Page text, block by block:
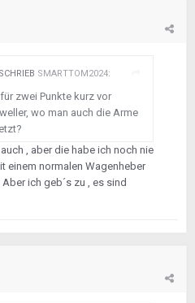
SMARTTOM2024:
zwei Punkte kurz vor
wo man auch die Arme
, aber die habe ich noch nie
einem normalen Wagenheber
ich geb´s zu , es sind